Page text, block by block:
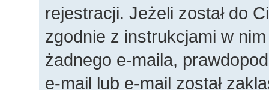
rejestracji. Jeżeli został do
zgodnie z instrukcjami w
żadnego e-maila,
e-mail lub e-mail został